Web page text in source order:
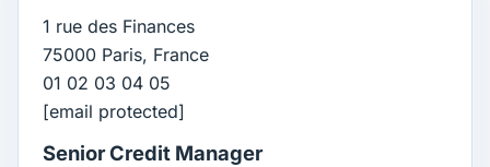
1 rue des Finances
75000 Paris, France
01 02 03 04 05
[email protected]
Senior Credit Manager